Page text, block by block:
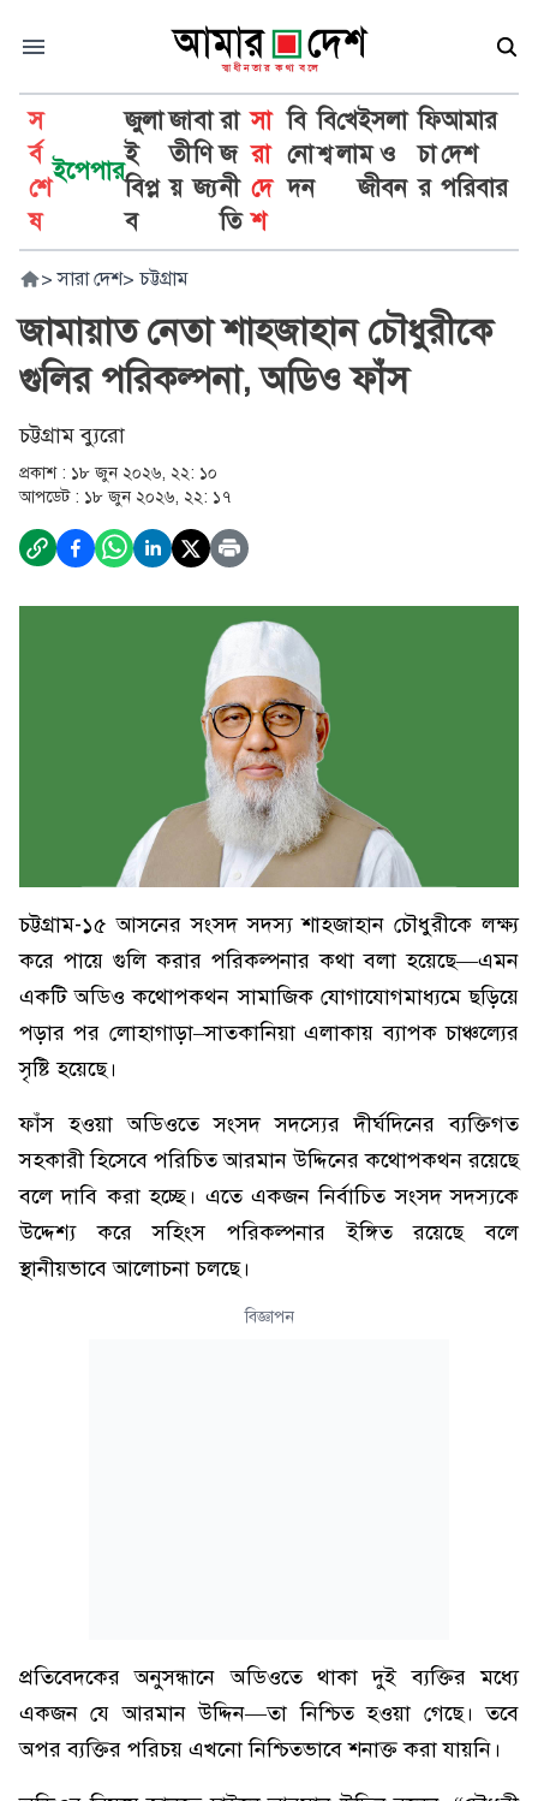
স
র্ব
শে
ষ
ইপেপার
জুলা
ই
বিপ্ল
ব
জা
তী
য়
বা
ণি
জ্য
রা
জ
নী
তি
সা
রা
দে
শ
বি
নো
দন
বি
শ্ব
খে
লা
ইসলা
ম ও
জীবন
ফি
চা
র
আমার
দেশ
পরিবার
> সারা দেশ> চট্টগ্রাম
জামায়াত নেতা শাহজাহান চৌধুরীকে
গুলির পরিকল্পনা, অডিও ফাঁস
চট্টগ্রাম ব্যুরো
প্রকাশ : ১৮ জুন ২০২৬, ২২: ১০
আপডেট : ১৮ জুন ২০২৬, ২২: ১৭
চট্টগ্রাম-১৫ আসনের সংসদ সদস্য শাহজাহান চৌধুরীকে লক্ষ্য
করে পায়ে গুলি করার পরিকল্পনার কথা বলা হয়েছে—এমন
একটি অডিও কথোপকথন সামাজিক যোগাযোগমাধ্যমে ছড়িয়ে
পড়ার পর লোহাগাড়া–সাতকানিয়া এলাকায় ব্যাপক চাঞ্চল্যের
সৃষ্টি হয়েছে।
ফাঁস হওয়া অডিওতে সংসদ সদস্যের দীর্ঘদিনের ব্যক্তিগত
সহকারী হিসেবে পরিচিত আরমান উদ্দিনের কথোপকথন রয়েছে
বলে দাবি করা হচ্ছে। এতে একজন নির্বাচিত সংসদ সদস্যকে
উদ্দেশ্য করে সহিংস পরিকল্পনার ইঙ্গিত রয়েছে বলে
স্থানীয়ভাবে আলোচনা চলছে।
বিজ্ঞাপন
প্রতিবেদকের অনুসন্ধানে অডিওতে থাকা দুই ব্যক্তির মধ্যে
একজন যে আরমান উদ্দিন—তা নিশ্চিত হওয়া গেছে। তবে
অপর ব্যক্তির পরিচয় এখনো নিশ্চিতভাবে শনাক্ত করা যায়নি।